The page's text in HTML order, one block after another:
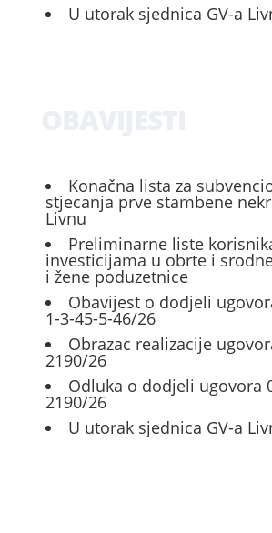
U utorak sjednica GV-a
Konačna lista za
stjecanja prve stambene
Livnu
Preliminarne liste
investicijama u obrte i
i žene poduzetnice
Obavijest o dodjeli
1-3-45-5-46/26
Obrazac realizacije
2190/26
Odluka o dodjeli ugovora
2190/26
U utorak sjednica GV-a